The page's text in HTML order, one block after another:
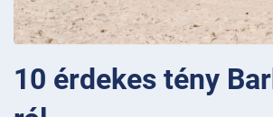
10 érdekes tény